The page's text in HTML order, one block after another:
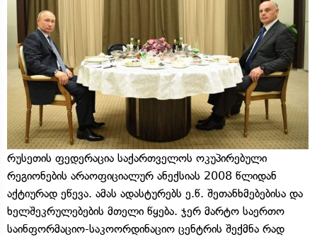
რუსეთის ფედერაცია საქართველოს ოკუპირებული
რეგიონების არაოფიციალურ ანექსიას 2008 წლიდან
აქტიურად ეწევა. ამას ადასტურებს ე.წ. შეთანხმებებისა და
ხელშეკრულებების მთელი წყება. ჯერ მარტო საერთო
საინფორმაციო-საკოორდინაციო ცენტრის შექმნა რად